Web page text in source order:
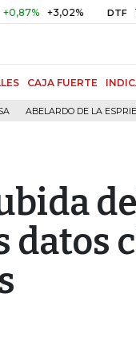
+3,02% DTF 10,34%
CAJA FUERTE
ABELARDO DE LA
datos